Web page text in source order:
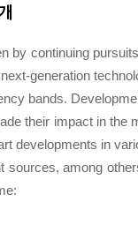
by continuing
generation
bands.
their impact in the
developments in
sources, among